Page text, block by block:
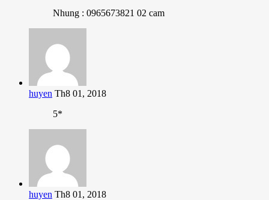
Nhung : 0965673821 02 cam
huyen Th8 01, 2018
5*
huyen Th8 01, 2018